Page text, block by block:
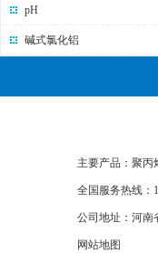
pH
碱式氯化铝
主要产品：聚丙
全国服务热线：
公司地址：河南
网站地图